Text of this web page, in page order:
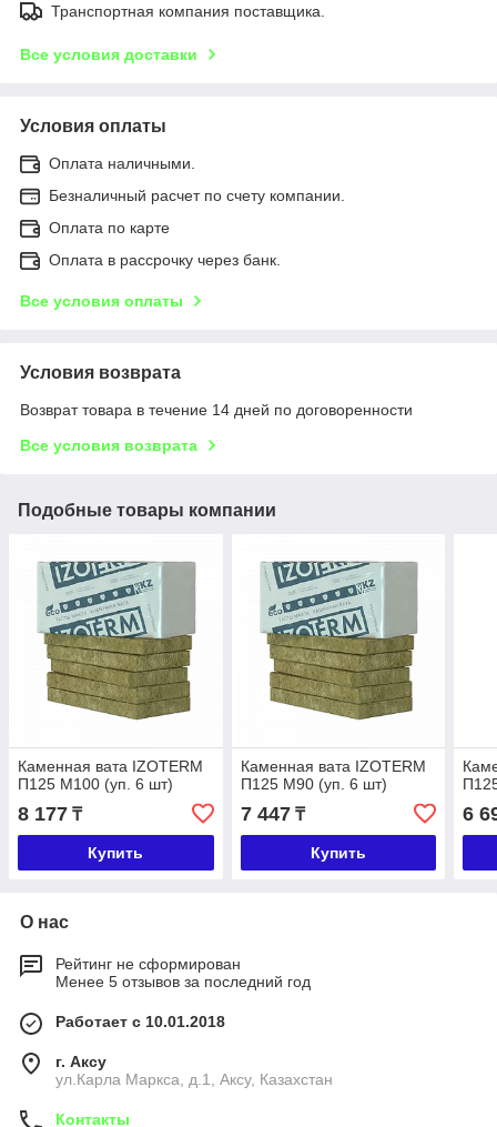
Транспортная компания поставщика.
Все условия доставки
Условия оплаты
Оплата наличными.
Безналичный расчет по счету компании.
Оплата по карте
Оплата в рассрочку через банк.
Все условия оплаты
Условия возврата
Возврат товара в течение 14 дней по договоренности
Все условия возврата
Подобные товары компании
Каменная вата IZOTERM
П125 М100 (уп. 6 шт)
8 177 ₸
Купить
Каменная вата IZOTERM
П125 М90 (уп. 6 шт)
7 447₸
Купить
6
О нас
Рейтинг не сформирован
Менее 5 отзывов за последний год
Работает с 10.01.2018
г. Аксу
ул.Карла Маркса, д.1, Аксу, Казахстан
Контакты